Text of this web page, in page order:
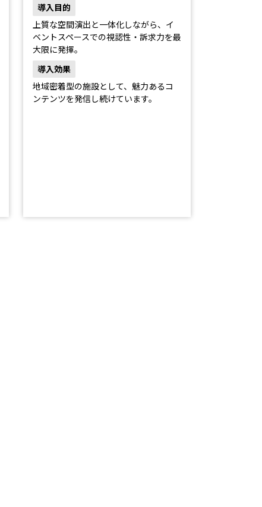
導入目的
上質な空間演出と一体化しながら、イ
ベントスペースでの視認性・訴求力を最
大限に発揮。
導入効果
地域密着型の施設として、魅力あるコ
ンテンツを発信し続けています。